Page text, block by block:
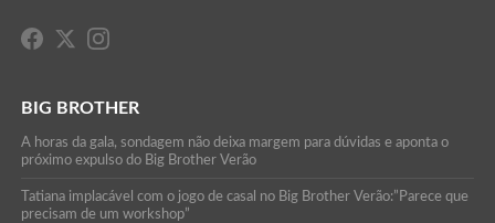
BIG BROTHER
A horas da gala, sondagem não deixa margem para dúvidas e aponta o
próximo expulso do Big Brother Verão
Tatiana implacável com o jogo de casal no Big Brother Verão:”Parece que
precisam de um workshop”